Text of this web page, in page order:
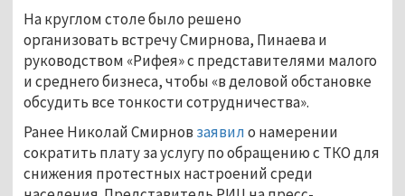
На круглом столе было решено
организовать встречу Смирнова, Пинаева и
руководством «Рифея» с представителями малого
и среднего бизнеса, чтобы «в деловой обстановке
обсудить все тонкости сотрудничества».
Ранее Николай Смирнов заявило намерении
сократить плату за услугу по обращению с ТКО для
снижения протестных настроений среди